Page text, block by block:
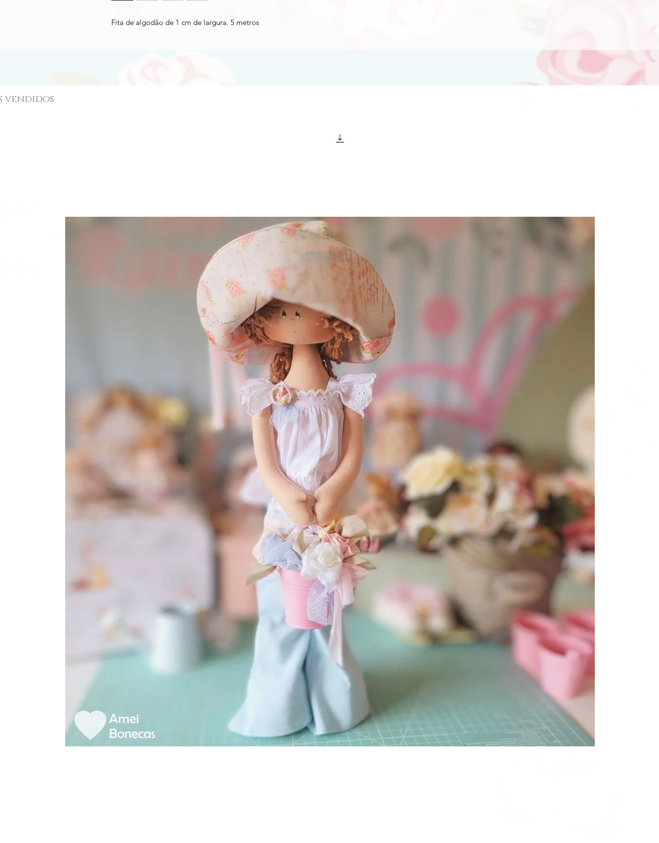
Fita de algodão de 1 cm de largura. 5 metros
vendidos